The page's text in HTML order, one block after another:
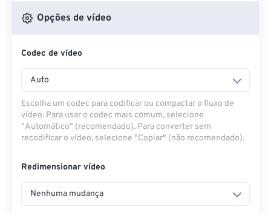
Do OneDrive
Opções de vídeo
Codec de vídeo
Auto
Escolha um codec para codificar ou compactar o fluxo de
vídeo. Para usar o codec mais comum, selecione
"Automático" (recomendado). Para converter sem
recodificar o vídeo, selecione "Copiar" (não recomendado).
Redimensionar vídeo
Nenhuma mudança